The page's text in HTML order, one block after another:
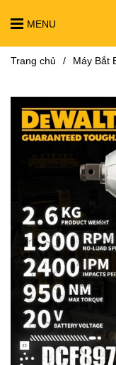
MENU
Trang chủ / Máy Bắt